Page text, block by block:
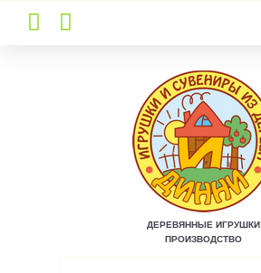
to
content
ДЕРЕВЯННЫЕ ИГРУШКИ
ПРОИЗВОДСТВО